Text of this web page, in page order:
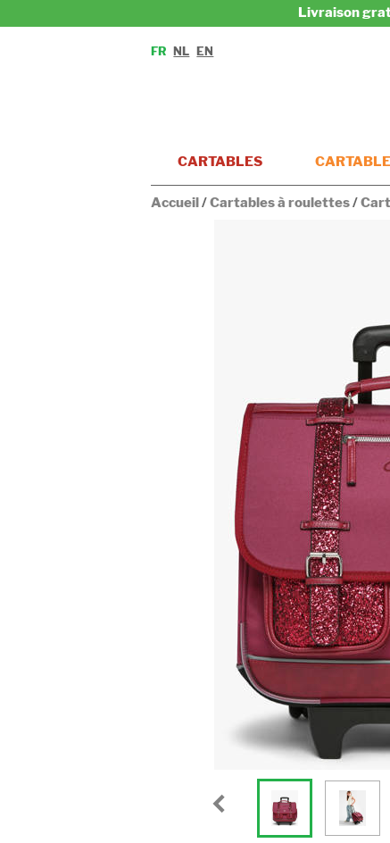
Livraison
FR NL EN
CARTABLES
Accueil/Cartables à roulettes/